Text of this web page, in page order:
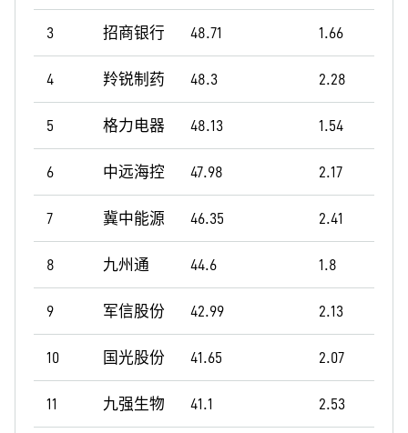
3 招商银行 48.71 1.66
4 羚锐制药 48.3 2.28
5 格力电器 48.13 1.54
6 中远海控 47.98 2.17
7 冀中能源 46.35 2.41
8 九州通 44.6 1.8
9 军信股份 42.99 2.13
10 国光股份 41.65 2.07
11 九强生物 41.1 2.53